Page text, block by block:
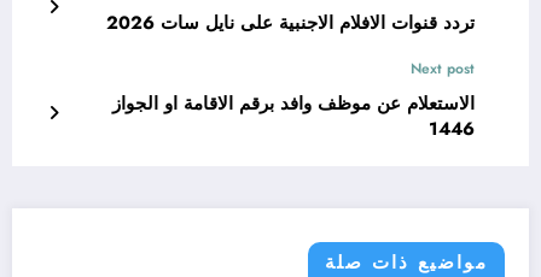
تردد قنوات الافلام الاجنبية على نايل سات 2026
Next post
الاستعلام عن موظف وافد برقم الاقامة او الجواز
1446
مواضيع ذات صلة